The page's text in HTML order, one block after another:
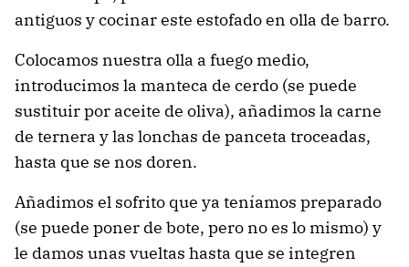
antiguos y cocinar este estofado en olla de barro.
Colocamos nuestra olla a fuego medio,
introducimos la manteca de cerdo (se puede
sustituir por aceite de oliva), añadimos la carne
de ternera y las lonchas de panceta troceadas,
hasta que se nos doren.
Añadimos el sofrito que ya teníamos preparado
(se puede poner de bote, pero no es lo mismo) y
le damos unas vueltas hasta que se integren